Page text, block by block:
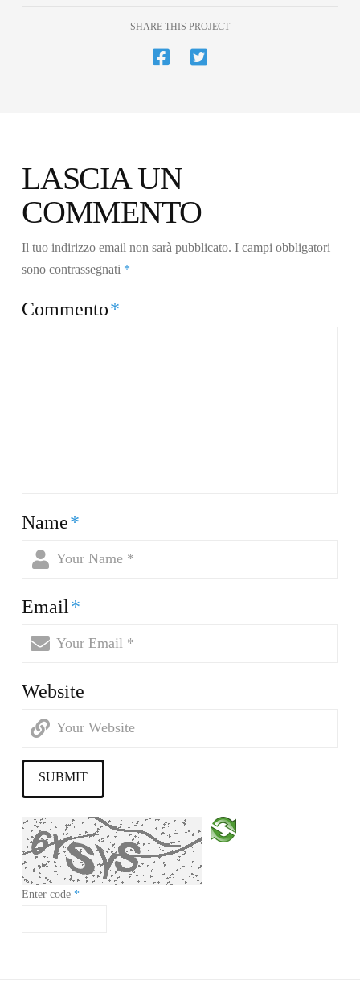
SHARE THIS PROJECT
LASCIA UN
COMMENTO
Il tuo indirizzo email non sarà pubblicato. I campi obbligatori
sono contrassegnati *
Commento*
Name*
Email*
Website
Enter code *